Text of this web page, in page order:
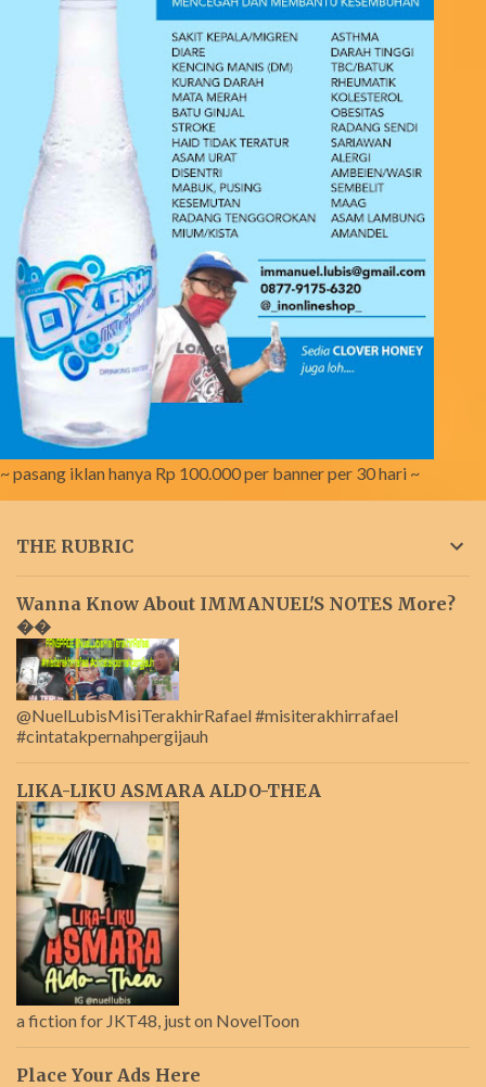
~ pasang iklan hanya Rp 100.000 per banner per 30 hari ~
THE RUBRIC
Wanna Know About IMMANUEL'S NOTES More?
��
@NuelLubisMisiTerakhirRafael #misiterakhirrafael
#cintatakpernahpergijauh
LIKA-LIKU ASMARA ALDO-THEA
a fiction for JKT48, just on NovelToon
Place Your Ads Here